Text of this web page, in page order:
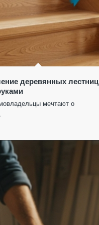
деревянных лестниц
мечтают о